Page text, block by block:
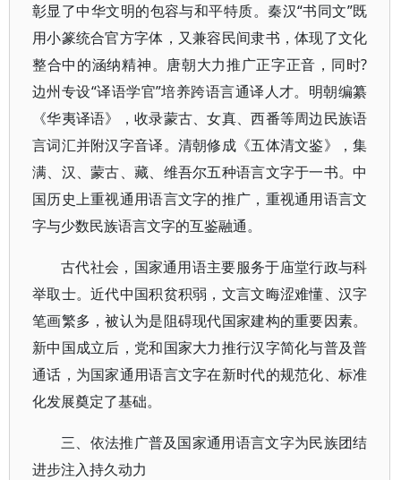
彰显了中华文明的包容与和平特质。秦汉“书同文”既
用小篆统合官方字体，又兼容民间隶书，体现了文化
整合中的涵纳精神。唐朝大力推广正字正音，同时?
边州专设“译语学官”培养跨语言通译人才。明朝编纂
《华夷译语》，收录蒙古、女真、西番等周边民族语
言词汇并附汉字音译。清朝修成《五体清文鉴》，集
满、汉、蒙古、藏、维吾尔五种语言文字于一书。中
国历史上重视通用语言文字的推广，重视通用语言文
字与少数民族语言文字的互鉴融通。
古代社会，国家通用语主要服务于庙堂行政与科
举取士。近代中国积贫积弱，文言文晦涩难懂、汉字
笔画繁多，被认为是阻碍现代国家建构的重要因素。
新中国成立后，党和国家大力推行汉字简化与普及普
通话，为国家通用语言文字在新时代的规范化、标准
化发展奠定了基础。
三、依法推广普及国家通用语言文字为民族团结
进步注入持久动力